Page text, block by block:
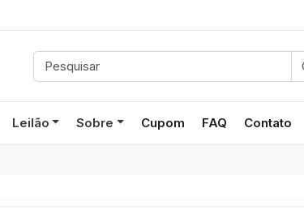
Leilão Sobre Cupom FAQ Contato